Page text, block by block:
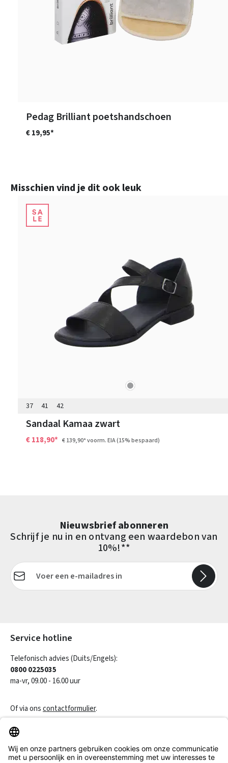
Pedag Brilliant poetshandschoen
€ 19,95*
Productgalerij overslaan
Misschien vind je dit ook leuk
grijs
37 41 42
Sandaal Kamaa zwart
€ 118,90* € 139,90*voorm. EIA(15% bespaard)
Nieuwsbrief abonneren
Schrijf je nu in en ontvang een waardebon van
10%!**
E-mailadres*
Service hotline
Telefonisch advies (Duits/Engels):
0800 0225035
ma-vr, 09.00 - 16.00 uur
Of via onscontactformulier.